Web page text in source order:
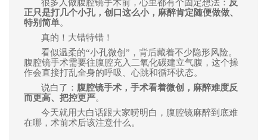
很多人做腹腔镜手术前，心里都有个固定想法： 反
正只是打几个小孔，创口这么小，麻醉肯定随便做做、
特别简单。
真的！大错特错！
看似温柔的“小孔微创”，背后藏着不少隐形风险。
腹腔镜手术需要往腹腔充入二氧化碳建立气腹，这个操
作会直接打乱全身的呼吸、心跳和循环状态。
说白了： 腹腔镜手术，手术看着微创，麻醉难度反
而更高、把控更严。
今天就用大白话跟大家唠明白，腹腔镜麻醉到底难
在哪，术前术后该注意什么。